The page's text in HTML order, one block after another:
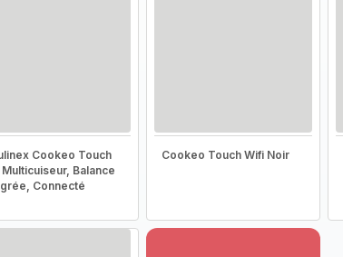
Cookeo Touch
Multicuiseur, Balance
Connecté
Cookeo Touch Wifi Noir